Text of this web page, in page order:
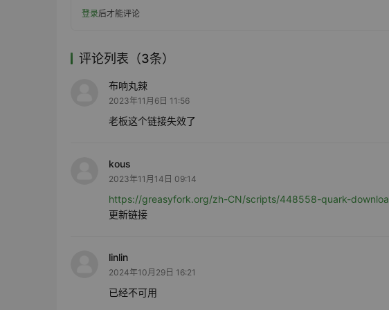
登录后才能评论
评论列表（3条）
布响丸辣
2023年11月6日 11:56
老板这个链接失效了
kous
2023年11月14日 09:14
https://greasyfork.org/zh-CN/scripts/448558-quark-
更新链接
linlin
2024年10月29日 16:21
已经不可用